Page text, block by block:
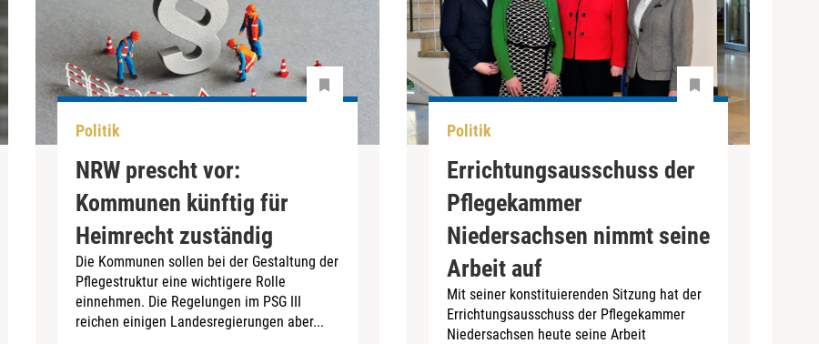
Politik
NRW prescht vor:
Kommunen künftig für
Heimrecht zuständig
Die Kommunen sollen bei der Gestaltung der
Pflegestruktur eine wichtigere Rolle
einnehmen. Die Regelungen im PSG III
reichen einigen Landesregierungen aber...
Politik
Errichtungsausschuss der
Pflegekammer
Niedersachsen nimmt seine
Arbeit auf
Mit seiner konstituierenden Sitzung hat der
Errichtungsausschuss der Pflegekammer
Niedersachsen heute seine Arbeit